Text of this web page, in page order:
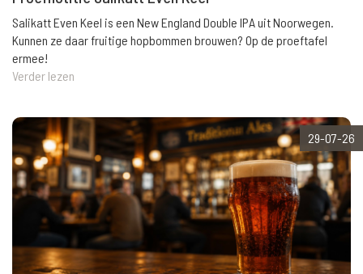
Salikatt Even Keel is een New England Double IPA uit Noorwegen.
Kunnen ze daar fruitige hopbommen brouwen? Op de proeftafel
ermee!
Verder lezen
29-07-26